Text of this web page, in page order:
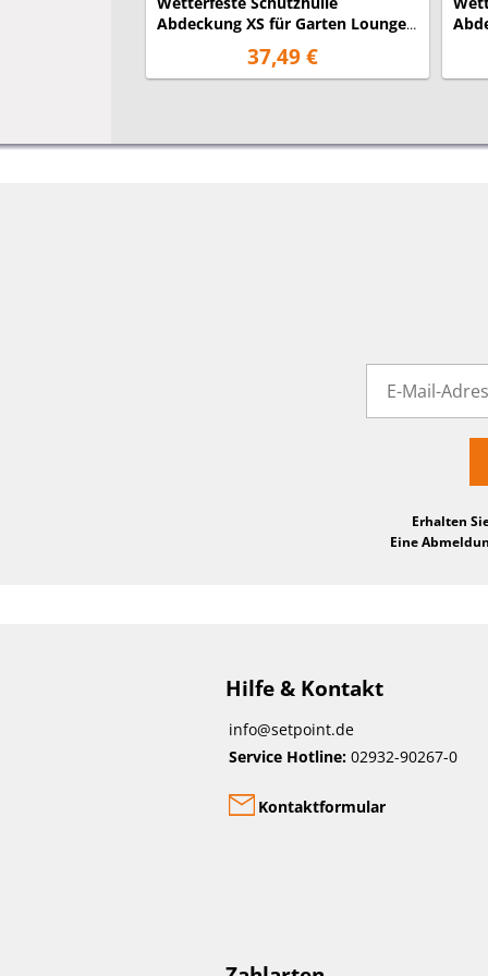
Abdeckung XS für Garten Lounge
Set, 140x140x70cm
37,49 €
Erhalten
Eine
Hilfe & Kontakt
info@setpoint.de
Service Hotline: 02932-90267-0
Kontaktformular